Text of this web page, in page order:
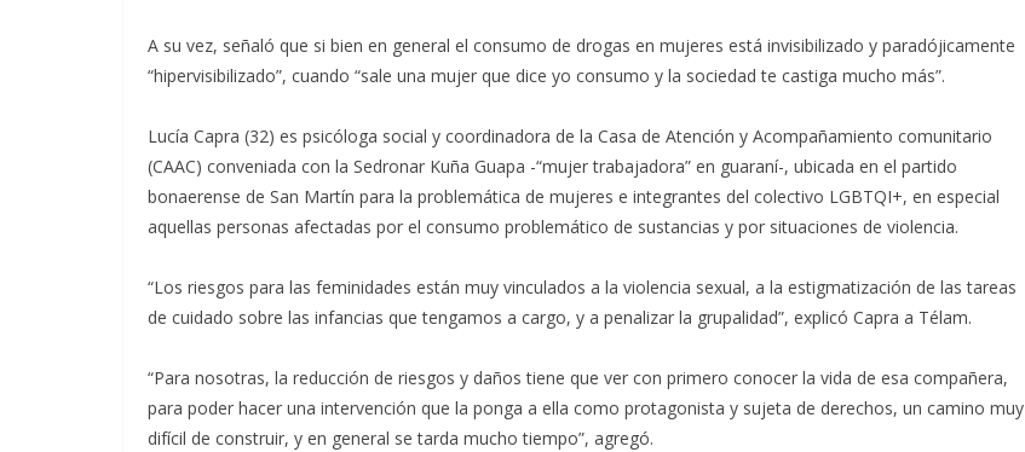
A su vez, señaló que si bien en general el consumo de drogas en mujeres está invisibilizado y paradójicamente
“hipervisibilizado”, cuando “sale una mujer que dice yo consumo y la sociedad te castiga mucho más”.
Lucía Capra (32) es psicóloga social y coordinadora de la Casa de Atención y Acompañamiento comunitario
(CAAC) conveniada con la Sedronar Kuña Guapa -“mujer trabajadora” en guaraní-, ubicada en el partido
bonaerense de San Martín para la problemática de mujeres e integrantes del colectivo LGBTQI+, en especial
aquellas personas afectadas por el consumo problemático de sustancias y por situaciones de violencia.
“Los riesgos para las feminidades están muy vinculados a la violencia sexual, a la estigmatización de las tareas
de cuidado sobre las infancias que tengamos a cargo, y a penalizar la grupalidad”, explicó Capra a Télam.
“Para nosotras, la reducción de riesgos y daños tiene que ver con primero conocer la vida de esa compañera,
para poder hacer una intervención que la ponga a ella como protagonista y sujeta de derechos, un camino muy
difícil de construir, y en general se tarda mucho tiempo”, agregó.